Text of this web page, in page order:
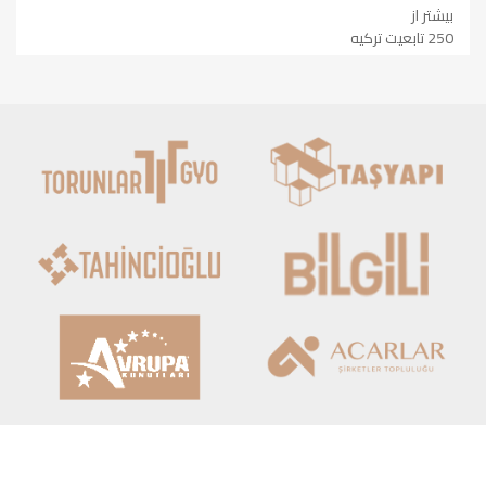
بیشتر از
250 تابعیت ترکیه